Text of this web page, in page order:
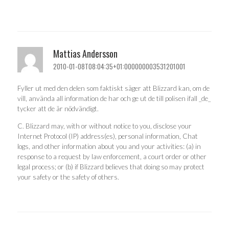
Mattias Andersson
2010-01-08T08:04:35+01:000000003531201001
Fyller ut med den delen som faktiskt säger att Blizzard kan, om de
vill, använda all information de har och ge ut de till polisen ifall _de_
tycker att de är nödvändigt.
C. Blizzard may, with or without notice to you, disclose your
Internet Protocol (IP) address(es), personal information, Chat
logs, and other information about you and your activities: (a) in
response to a request by law enforcement, a court order or other
legal process; or (b) if Blizzard believes that doing so may protect
your safety or the safety of others.